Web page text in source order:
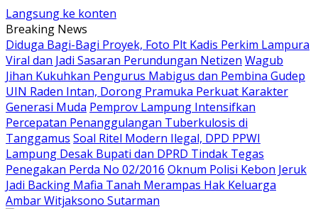
Langsung ke konten
Breaking News
Diduga Bagi-Bagi Proyek, Foto Plt Kadis Perkim Lampura
Viral dan Jadi Sasaran Perundungan Netizen Wagub
Jihan Kukuhkan Pengurus Mabigus dan Pembina Gudep
UIN Raden Intan, Dorong Pramuka Perkuat Karakter
Generasi Muda Pemprov Lampung Intensifkan
Percepatan Penanggulangan Tuberkulosis di
Tanggamus Soal Ritel Modern Ilegal, DPD PPWI
Lampung Desak Bupati dan DPRD Tindak Tegas
Penegakan Perda No 02/2016 Oknum Polisi Kebon Jeruk
Jadi Backing Mafia Tanah Merampas Hak Keluarga
Ambar Witjaksono Sutarman